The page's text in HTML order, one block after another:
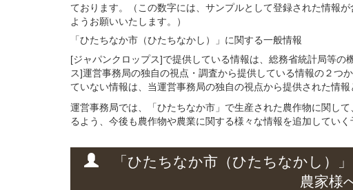
ております。（この数字には、サンプルとして登録された情報
ようお願いいたします。）
「ひたちなか市（ひたちなかし）」 に関する一般情報
[ジャパンクロップス]で提供している情報は、総務省統計局等
ス]運営事務局の独自の視点・調査から提供している情報の２つ
ていない情報は、当運営事務局の独自の視点から提供された情報
運営事務局では、「ひたちなか市」で生産された農作物に関し
るよう、今後も農作物や農業に関する様々な情報を追加していく
「ひたちなか市（ひたちなかし）」
農家様